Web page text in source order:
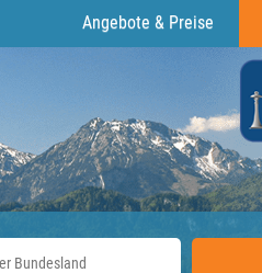
Angebote & Preise